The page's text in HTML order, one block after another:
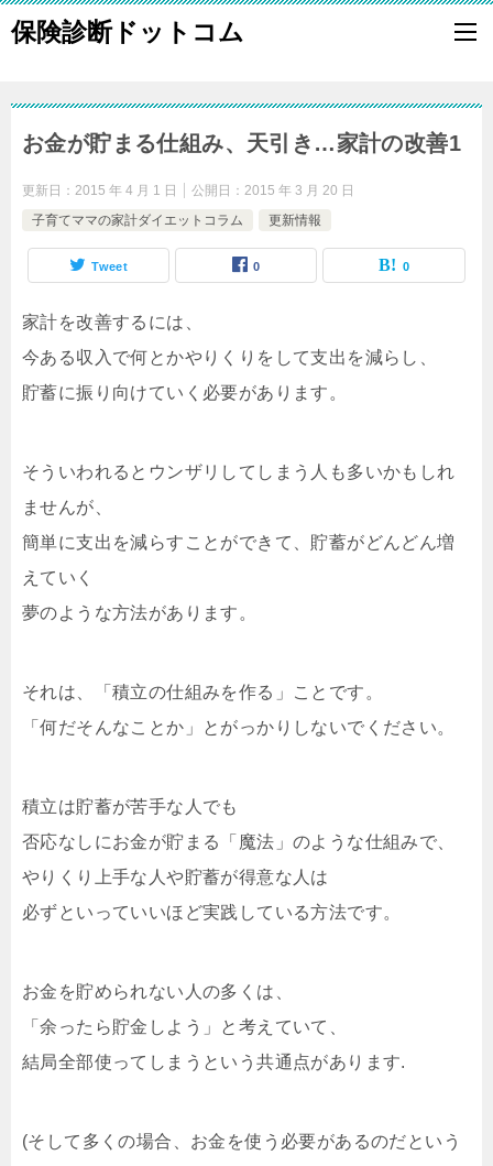
保険診断ドットコム
お金が貯まる仕組み、天引き…家計の改善1
更新日： 2015 年 4 月 1 日 公開日： 2015 年 3 月 20 日
子育てママの家計ダイエットコラム
更新情報
Tweet 0 0
家計を改善するには、
今ある収入で何とかやりくりをして支出を減らし、
貯蓄に振り向けていく必要があります。
そういわれるとウンザリしてしまう人も多いかもしれ
ませんが、
簡単に支出を減らすことができて、貯蓄がどんどん増
えていく
夢のような方法があります。
それは、「積立の仕組みを作る」ことです。
「何だそんなことか」とがっかりしないでください。
積立は貯蓄が苦手な人でも
否応なしにお金が貯まる「魔法」のような仕組みで、
やりくり上手な人や貯蓄が得意な人は
必ずといっていいほど実践している方法です。
お金を貯められない人の多くは、
「余ったら貯金しよう」と考えていて、
結局全部使ってしまうという共通点があります.
(そして多くの場合、お金を使う必要があるのだという